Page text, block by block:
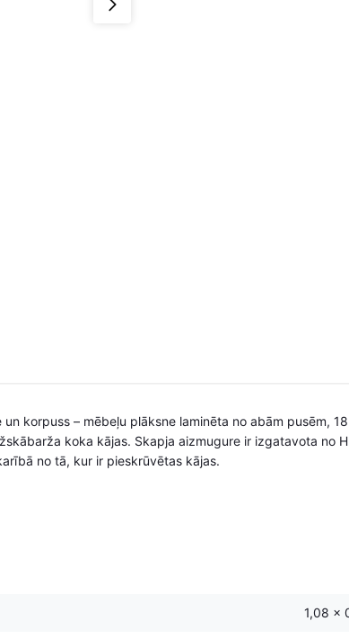
korpuss – mēbeļu plāksne laminēta no abām pusēm,
koka kājas. Skapja aizmugure ir izgatavota no
no tā, kur ir pieskrūvētas kājas.
1,08 ×